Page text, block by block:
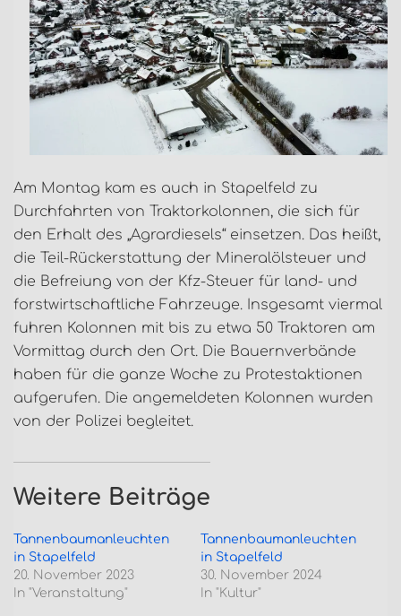
Am Montag kam es auch in Stapelfeld zu
Durchfahrten von Traktorkolonnen, die sich für
den Erhalt des „Agrardiesels“ einsetzen. Das heißt,
die Teil-Rückerstattung der Mineralölsteuer und
die Befreiung von der Kfz-Steuer für land- und
forstwirtschaftliche Fahrzeuge. Insgesamt viermal
fuhren Kolonnen mit bis zu etwa 50 Traktoren am
Vormittag durch den Ort. Die Bauernverbände
haben für die ganze Woche zu Protestaktionen
aufgerufen. Die angemeldeten Kolonnen wurden
von der Polizei begleitet.
Weitere Beiträge
Tannenbaumanleuchten
in Stapelfeld
20. November 2023
In "Veranstaltung"
Tannenbaumanleuchten
in Stapelfeld
30. November 2024
In "Kultur"